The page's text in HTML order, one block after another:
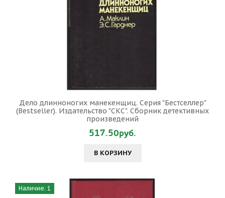
Дело длинноногих манекенщиц. Серия "Бестселлер"
(Bestseller). Издательство "СКС". Сборник детективных
произведений
517.50руб.
В КОРЗИНУ
Наличие: 1